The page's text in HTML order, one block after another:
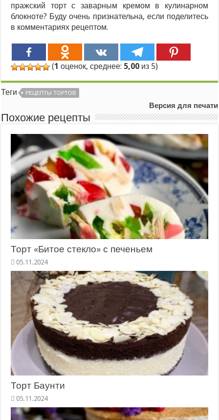
пражский торт с заварным кремом в кулинарном
блокноте? Буду очень признательна, если поделитесь
в комментариях рецептом.
(1 оценок, среднее: 5,00 из 5)
Теги РЕЦЕПТЫ ТОРТОВ
Версия для печати
Похожие рецепты
Торт «Битое стекло» с печеньем
Торт Баунти